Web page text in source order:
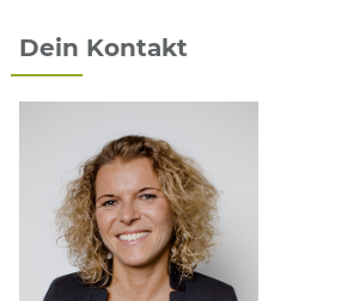
Dein Kontakt